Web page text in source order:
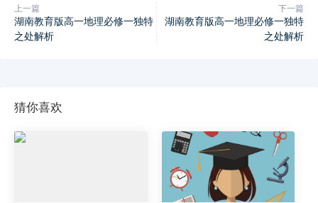
上一篇
湖南教育版高一地理必修一独特
之处解析
下一篇
湖南教育版高一地理必修一独特
之处解析
猜你喜欢